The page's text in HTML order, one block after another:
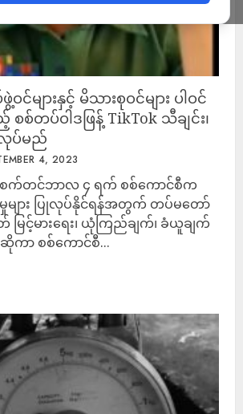
များနှင့် မိသားစုဝင်များ ပါဝင်
စ်တပ်ဝါဒဖြန့် TikTok သီချင်း၊
ပ်မည်
4, 2023
စက်တင်ဘာလ ၄ ရက် စစ်ကောင်စီက
မှုများ ပြုလုပ်နိုင်ရန်အတွက် တပ်မတော်
မြင့်မားရေး၊ ယုံကြည်ချက်၊ ခံယူချက်
ဆိုကာ စစ်ကောင်စီ...